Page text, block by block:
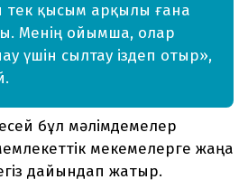
қысым арқылы ғана
Менің ойымша, олар
үшін сылтау іздеп отыр»,
бұл мәлімдемелер
мекемелерге жаңа
дайындап жатыр.